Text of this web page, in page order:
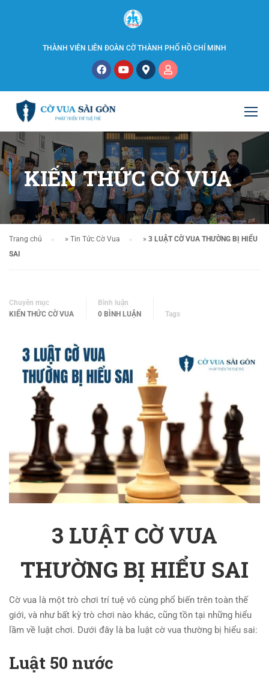
THÀNH VIÊN LIÊN ĐOÀN CỜ THÀNH PHỐ HỒ CHÍ MINH
KIẾN THỨC CỜ VUA
Trang chủ » Tin Tức Cờ Vua » 3 LUẬT CỜ VUA THƯỜNG BỊ HIỂU
SAI
Chuyên mục
KIẾN THỨC CỜ VUA
Bình luận
0 BÌNH LUẬN
Tags
3 LUẬT CỜ VUA
THƯỜNG BỊ HIỂU SAI
Cờ vua là một trò chơi trí tuệ vô cùng phổ biến trên toàn thế
giới, và như bất kỳ trò chơi nào khác, cũng tồn tại những hiểu
lầm về luật chơi. Dưới đây là ba luật cờ vua thường bị hiểu sai:
Luật 50 nước